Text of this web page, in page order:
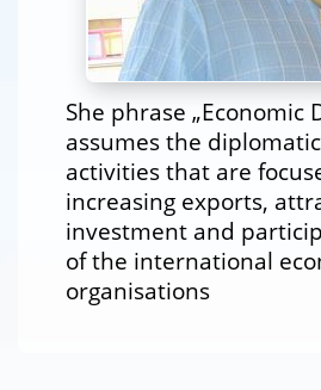
She phrase „Economic
assumes the
activities that are
increasing exports,
investment and
of the international
organisations